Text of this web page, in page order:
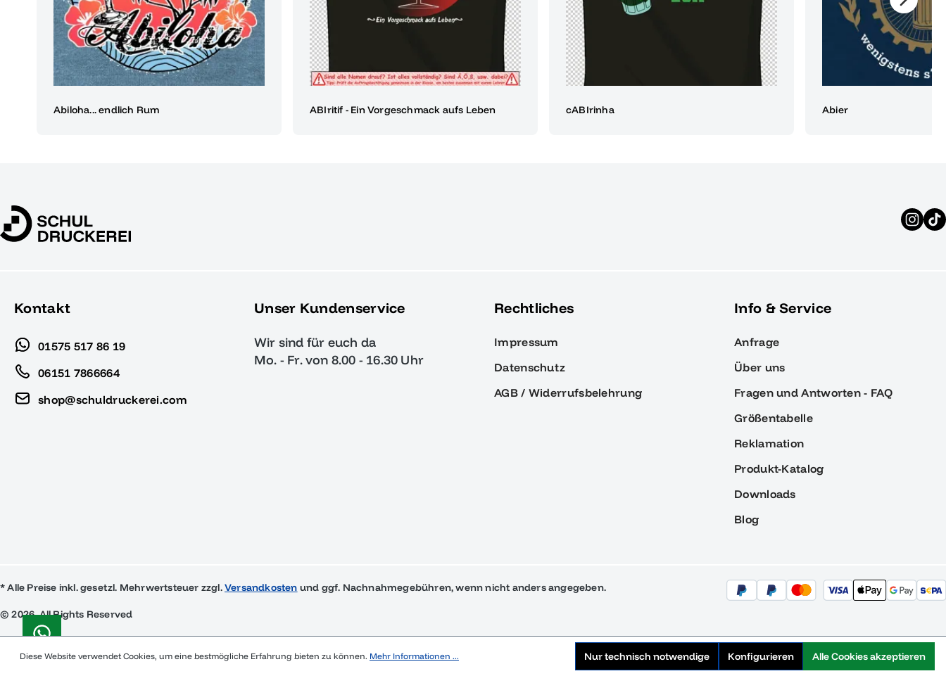
Abiloha... endlich Rum ABIritif - Ein Vorgeschmack aufs Leben cABIrinha Abier
Kontakt
01575 517 86 19
06151 7866664
shop@schuldruckerei.com
Unser Kundenservice
Wir sind für euch da
Mo. - Fr. von 8.00 - 16.30 Uhr
Rechtliches
Impressum
Datenschutz
AGB / Widerrufsbelehrung
Info & Service
Anfrage
Über uns
Fragen und Antworten - FAQ
Größentabelle
Reklamation
Produkt-Katalog
Downloads
Blog
* Alle Preise inkl. gesetzl. Mehrwertsteuer zzgl.Versandkosten und ggf. Nachnahmegebühren, wenn nicht anders angegeben.
© 2026, All Rights Reserved
Diese Website verwendet Cookies, um eine bestmögliche Erfahrung bieten zu können. Mehr Informationen ... Nur technisch notwendige Konfigurieren Alle Cookies akzeptieren